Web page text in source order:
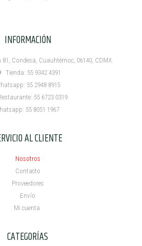
INFORMACIÓN
Condesa, Cuauhtémoc, 06140, CDMX.
Tienda: 55 9342 4391
55 2948 8915
55 6723 0319
55 8051 1967
AL CLIENTE
Nosotros
Contacto
Proveedores
Envío
Mi cuenta ​
CATEGORÍAS